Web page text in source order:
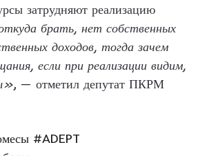
затрудняют реализацию
брать, нет собственных
доходов, тогда зачем
если при реализации видим,
, — отметил депутат ПКРМ
#ADEPT